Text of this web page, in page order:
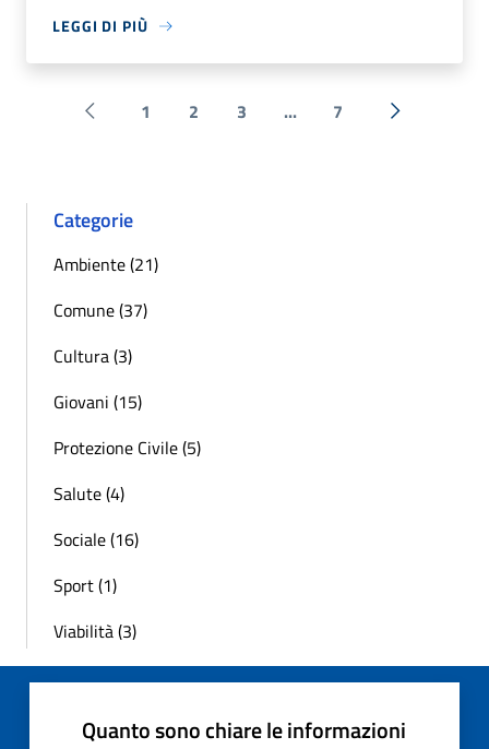
LEGGI DI PIÙ
Pagina precedente
1 2 3 ... 7
Successiva
Categorie
Ambiente (21)
Comune (37)
Cultura (3)
Giovani (15)
Protezione Civile (5)
Salute (4)
Sociale (16)
Sport (1)
Viabilità (3)
Quanto sono chiare le informazioni